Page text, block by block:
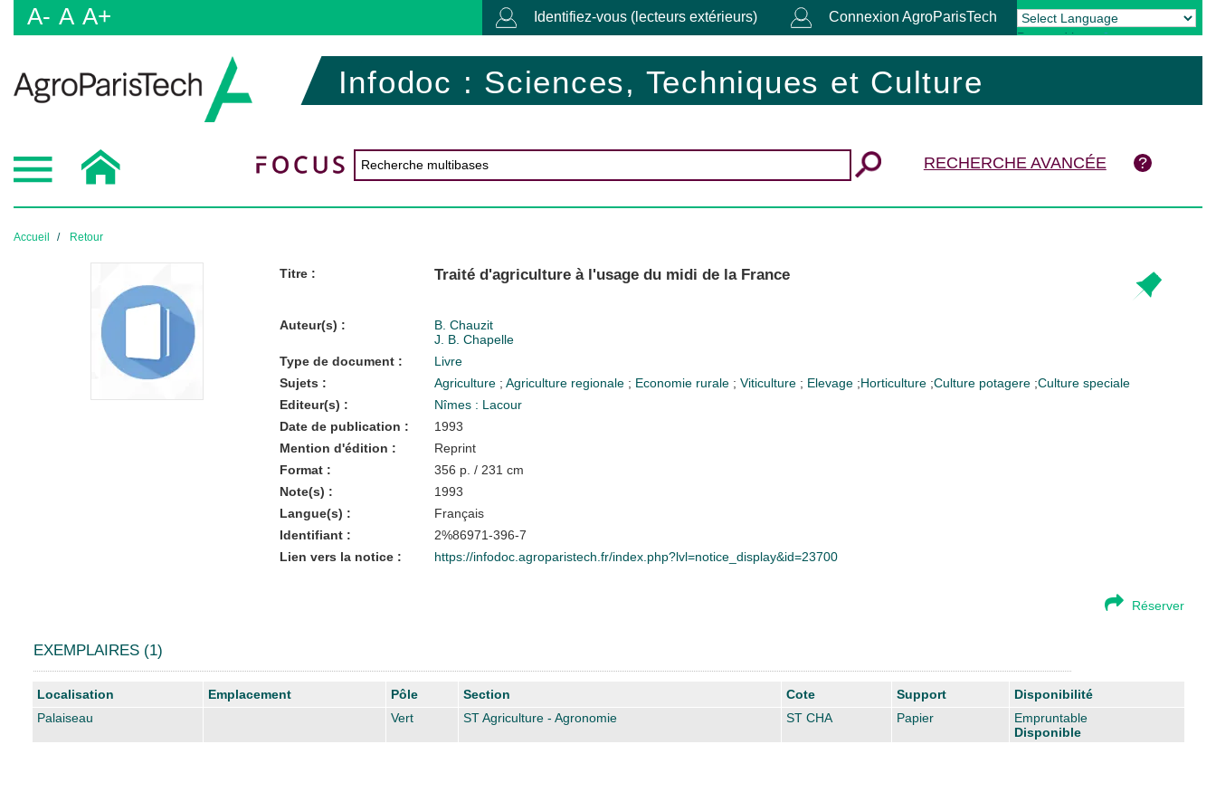
A- A A+ Identifiez-vous (lecteurs extérieurs) Connexion AgroParisTech
Powered by Translate
Infodoc : Sciences, Techniques et Culture
RECHERCHE AVANCÉE
Accueil Retour
Titre : Traité d'agriculture à l'usage du midi de la France
Auteur(s) :
B. Chauzit
J. B. Chapelle
Type de document :
Livre
Sujets :
Agriculture ; Agriculture regionale ; Economie rurale ; Viticulture ; Elevage ;Horticulture ;Culture potagere ;Culture speciale
Editeur(s) :
Nîmes : Lacour
Date de publication :
1993
Mention d'édition :
Reprint
Format :
356 p. / 231 cm
Note(s) :
1993
Langue(s) :
Français
Identifiant :
2%86971-396-7
Lien vers la notice :
https://infodoc.agroparistech.fr/index.php?lvl=notice_display&id=23700
Réserver
EXEMPLAIRES (1)
Liste des exemplaires
Localisation Emplacement Pôle Section Cote Support
Disponibilité
Palaiseau
Vert ST Agriculture - Agronomie ST CHA Papier
Empruntable
Disponible